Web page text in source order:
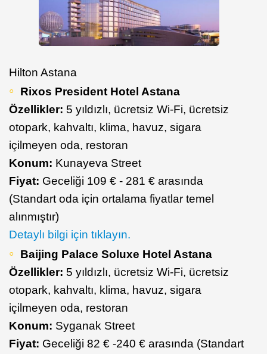
Hilton Astana
Rixos President Hotel Astana
Özellikler: 5 yıldızlı, ücretsiz Wi-Fi, ücretsiz
otopark, kahvaltı, klima, havuz, sigara
içilmeyen oda, restoran
Konum: Kunayeva Street
Fiyat: Geceliği 109 € - 281 € arasında
(Standart oda için ortalama fiyatlar temel
alınmıştır)
Detaylı bilgi için tıklayın.
Baijing Palace Soluxe Hotel Astana
Özellikler: 5 yıldızlı, ücretsiz Wi-Fi, ücretsiz
otopark, kahvaltı, klima, havuz, sigara
içilmeyen oda, restoran
Konum: Syganak Street
Fiyat: Geceliği 82 € -240 € arasında (Standart